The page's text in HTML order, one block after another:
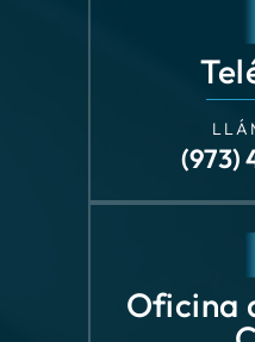
(973)
Oficina